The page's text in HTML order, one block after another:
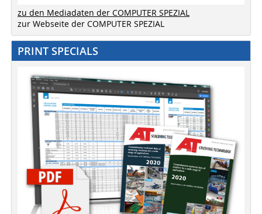
zu den Mediadaten der COMPUTER SPEZIAL
zur Webseite der COMPUTER SPEZIAL
PRINT SPECIALS